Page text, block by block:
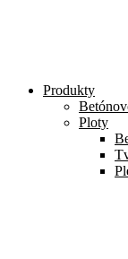
Produkty
Ploty